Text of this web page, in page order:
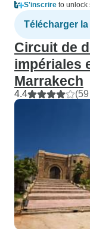
S'inscrire to unlock
Télécharger
Circuit de
impériales
Marrakech
4.4